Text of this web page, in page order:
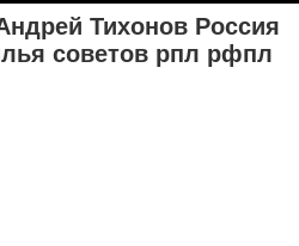
Тихонов Россия
советов рпл рфпл